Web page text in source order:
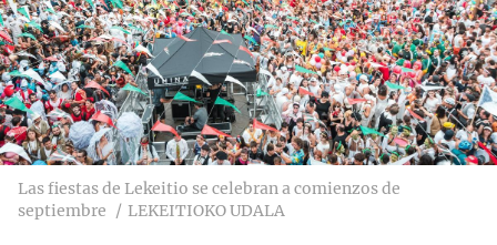
Las fiestas de Lekeitio se celebran a comienzos de
septiembre
LEKEITIOKO UDALA